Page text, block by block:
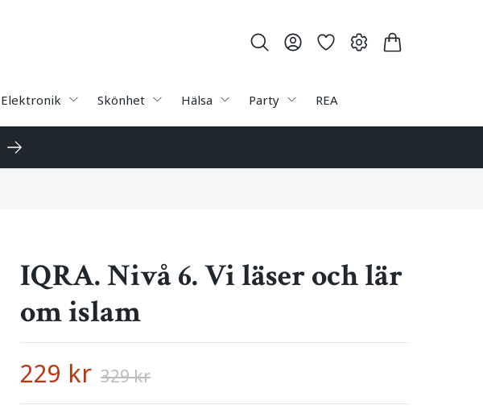
Elektronik Skönhet Hälsa Party REA
IQRA. Nivå 6. Vi läser och lär
om islam
229 kr 329 kr